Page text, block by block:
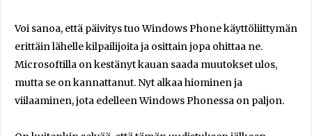
Voi sanoa, että päivitys tuo Windows Phone käyttöliittymän
erittäin lähelle kilpailijoita ja osittain jopa ohittaa ne.
Microsoftilla on kestänyt kauan saada muutokset ulos,
mutta se on kannattanut. Nyt alkaa hiominen ja
viilaaminen, jota edelleen Windows Phonessa on paljon.